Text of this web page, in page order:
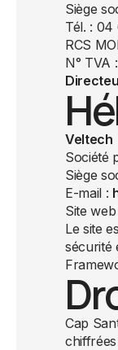
Siège
Tél. : 04
RCS
N° TVA
Veltech
Société
Siège
E-mail :
Site web
Le site
sécurité
Cap